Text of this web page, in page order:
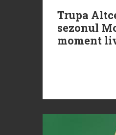
Trupa
sezonul
moment